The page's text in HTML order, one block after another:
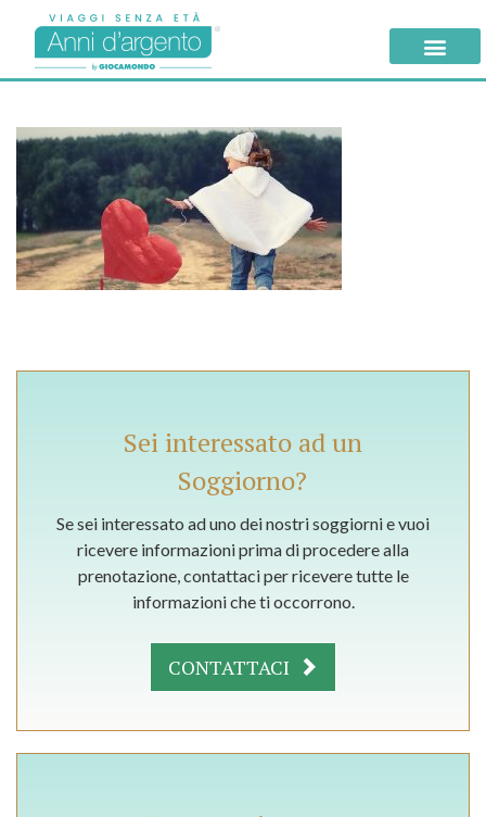
Sei interessato ad un
Soggiorno?
Se sei interessato ad uno dei nostri soggiorni e vuoi
ricevere informazioni prima di procedere alla
prenotazione, contattaci per ricevere tutte le
informazioni che ti occorrono.
CONTATTACI